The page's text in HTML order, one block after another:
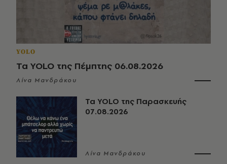
YOLO
Τα YOLO της Πέμπτης 06.08.2026
Λίνα Μανδράκου
Τα YOLO της Παρασκευής
07.08.2026
Λίνα Μανδράκου